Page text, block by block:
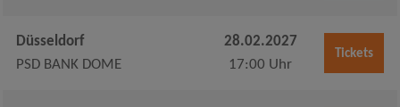
Düsseldorf
PSD BANK DOME
28.02.2027
17:00 Uhr
Tickets